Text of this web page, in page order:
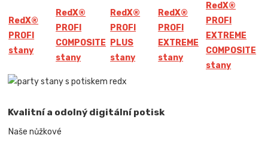
RedX®
PROFI
stany
RedX®
PROFI
COMPOSITE
stany
RedX®
PROFI
PLUS
stany
RedX®
PROFI
EXTREME
stany
RedX®
PROFI
EXTREME
COMPOSITE
stany
Kvalitní a odolný digitální potisk
Naše nůžkové